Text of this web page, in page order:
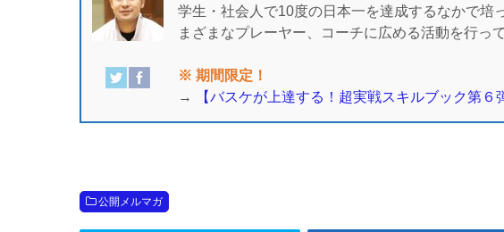
学生・社会人で10度の日本一を達成するなかで培
まざまなプレーヤー、コーチに広める活動を行って
※ 期間限定！
→
【バスケが上達する！超実戦スキルブック第６
公開メルマガ